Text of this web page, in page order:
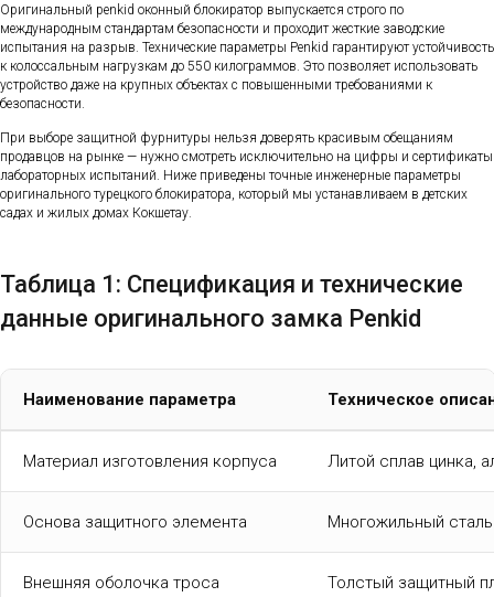
Оригинальный penkid оконный блокиратор выпускается строго по
международным стандартам безопасности и проходит жесткие заводские
испытания на разрыв. Технические параметры Penkid гарантируют устойчивость
к колоссальным нагрузкам до 550 килограммов. Это позволяет использовать
устройство даже на крупных объектах с повышенными требованиями к
безопасности.
При выборе защитной фурнитуры нельзя доверять красивым обещаниям
продавцов на рынке — нужно смотреть исключительно на цифры и сертификаты
лабораторных испытаний. Ниже приведены точные инженерные параметры
оригинального турецкого блокиратора, который мы устанавливаем в детских
садах и жилых домах Кокшетау.
Таблица 1: Спецификация и технические
данные оригинального замка Penkid
Наименование параметра Техническое
Материал изготовления корпуса Литой сплав цинка,
Основа защитного элемента Многожильный
Внешняя оболочка троса Толстый защитный